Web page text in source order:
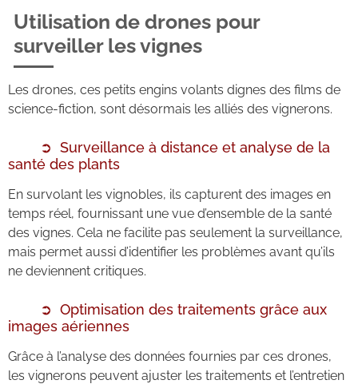
Utilisation de drones pour
surveiller les vignes
Les drones, ces petits engins volants dignes des films de
science-fiction, sont désormais les alliés des vignerons.
Surveillance à distance et analyse de la
santé des plants
En survolant les vignobles, ils capturent des images en
temps réel, fournissant une vue d’ensemble de la santé
des vignes. Cela ne facilite pas seulement la surveillance,
mais permet aussi d’identifier les problèmes avant qu’ils
ne deviennent critiques.
Optimisation des traitements grâce aux
images aériennes
Grâce à l’analyse des données fournies par ces drones,
les vignerons peuvent ajuster les traitements et l’entretien